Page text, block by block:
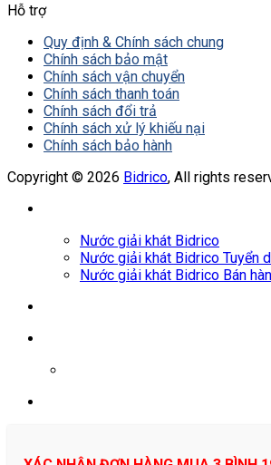
Hỗ trợ
Quy định & Chính sách chung
Chính sách bảo mật
Chính sách vận chuyển
Chính sách thanh toán
Chính sách đổi trả
Chính sách xử lý khiếu nại
Chính sách bảo hành
Copyright © 2026 Bidrico, All rights
Nước giải khát Bidrico
Nước giải khát Bidrico Tuyển
Nước giải khát Bidrico Bán